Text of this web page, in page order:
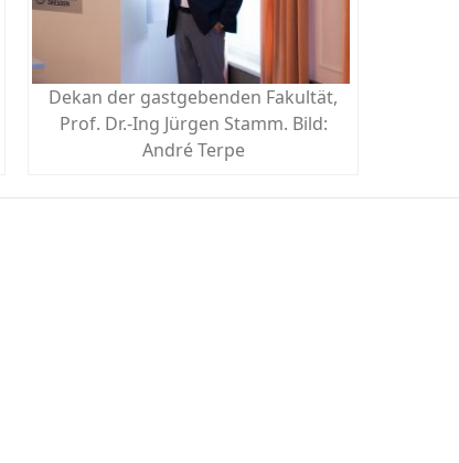
Dekan der gastgebenden Fakultät,
Prof. Dr.-Ing Jürgen Stamm. Bild:
André Terpe